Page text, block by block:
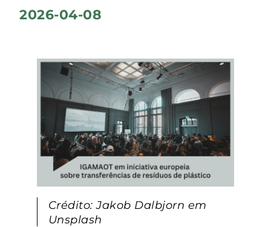
2026-04-08
Crédito: Jakob Dalbjorn em
Unsplash